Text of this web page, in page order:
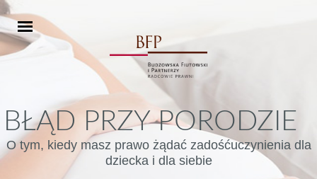
BŁĄD PRZY PORODZIE
O tym, kiedy masz prawo żądać zadośćuczynienia dla
dziecka i dla siebie